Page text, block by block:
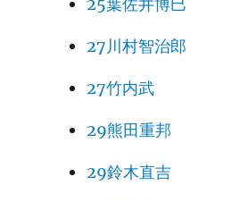
27川村智治郎
27竹内武
29熊田重邦
29鈴木直吉